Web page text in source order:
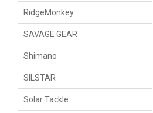
RidgeMonkey
SAVAGE GEAR
Shimano
SILSTAR
Solar Tackle